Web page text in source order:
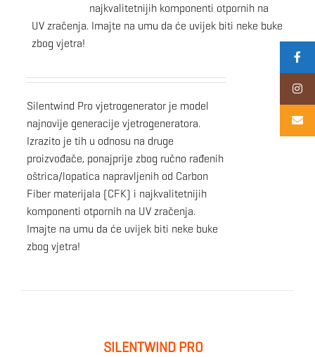
najkvalitetnijih komponenti otpornih na
UV zračenja. Imajte na umu da će uvijek biti neke buke
zbog vjetra!
Silentwind Pro vjetrogenerator je model
najnovije generacije vjetrogeneratora.
Izrazito je tih u odnosu na druge
proizvođače, ponajprije zbog ručno rađenih
oštrica/lopatica napravljenih od Carbon
Fiber materijala (CFK) i najkvalitetnijih
komponenti otpornih na UV zračenja.
Imajte na umu da će uvijek biti neke buke
zbog vjetra!
SILENTWIND PRO